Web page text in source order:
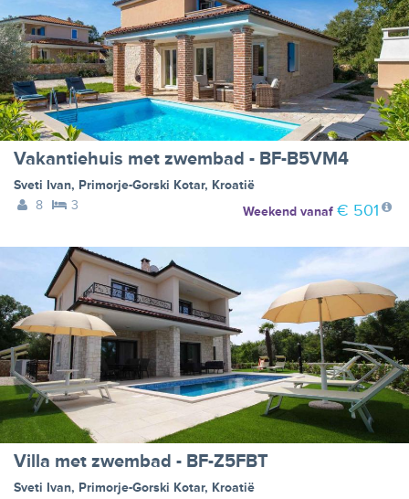
Vakantiehuis met zwembad - BF-B5VM4
Sveti Ivan, Primorje-Gorski Kotar, Kroatië
8
3 Weekendvanaf € 501
Villa met zwembad - BF-Z5FBT
Sveti Ivan, Primorje-Gorski Kotar, Kroatië